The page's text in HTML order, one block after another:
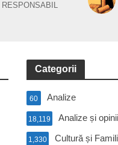
RESPONSABIL
Categorii
Analize
60
Analize și opinii
18,119
Cultură și
1,330